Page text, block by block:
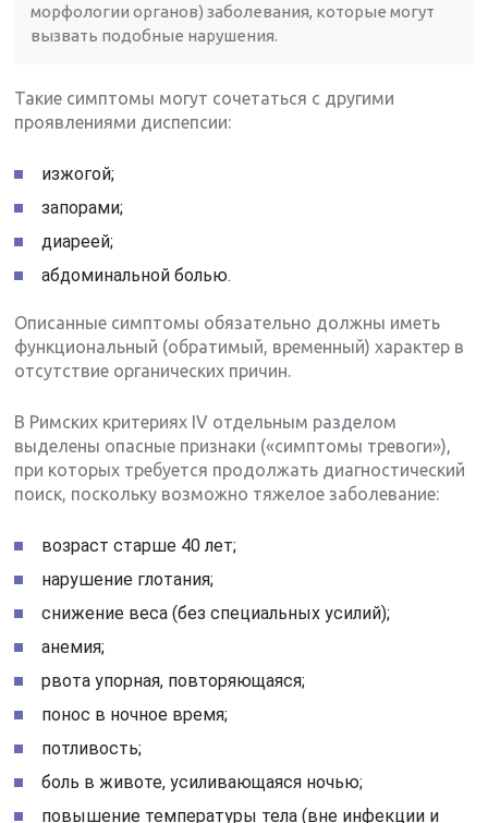
морфологии органов) заболевания, которые могут
вызвать подобные нарушения.
Такие симптомы могут сочетаться с другими
проявлениями диспепсии:
изжогой;
запорами;
диареей;
абдоминальной болью.
Описанные симптомы обязательно должны иметь
функциональный (обратимый, временный) характер в
отсутствие органических причин.
В Римских критериях IV отдельным разделом
выделены опасные признаки («симптомы тревоги»),
при которых требуется продолжать диагностический
поиск, поскольку возможно тяжелое заболевание:
возраст старше 40 лет;
нарушение глотания;
снижение веса (без специальных усилий);
анемия;
рвота упорная, повторяющаяся;
понос в ночное время;
потливость;
боль в животе, усиливающаяся ночью;
повышение температуры тела (вне инфекции и